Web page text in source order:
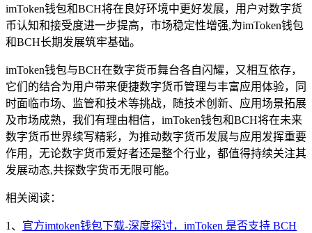
imToken钱包和BCH将在良好环境中更好发展，用户对数字货
币认知和接受度进一步提高，市场稳定性增强,为imToken钱包
和BCH长期发展筑牢基础。
imToken钱包与BCH在数字货币舞台各自闪耀，又相互依存，
它们的结合为用户带来便捷数字货币管理与丰富应用体验，同
时面临市场、监管和技术等挑战，随技术创新、应用场景拓展
及市场成熟，我们有理由相信，imToken钱包和BCH将在未来
数字货币世界续写精彩，为推动数字货币发展与应用发挥重要
作用，无论数字货币爱好者还是整个行业，都值得持续关注其
发展动态,共探数字货币无限可能。
相关阅读：
1、 官方imtoken钱包下载-深度探讨，imToken 是否支持 BCH